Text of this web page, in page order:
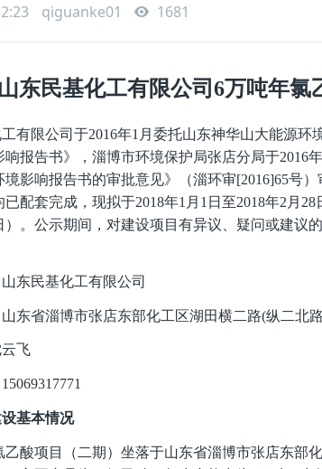
qiguanke01 1681
山东民基化工有限公司6万吨年
有限公司于2016年1月委托山东神华山大能源
响报告书》，淄博市环境保护局张店分局于
影响报告书的审批意见》（淄环审[2016]65号）
配套完成，现拟于2018年1月1日至2018年2月
）。公示期间，对建设项目有异议、疑问或建
东民基化工有限公司
东省淄博市张店东部化工区湖田横二路(纵二北
飞
基本情况
乙酸项目（二期）坐落于山东省淄博市张店东